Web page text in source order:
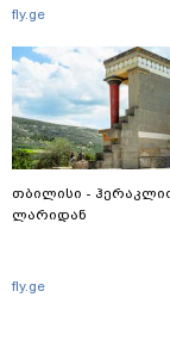
fly.ge
თბილისი -
ლარიდან
fly.ge